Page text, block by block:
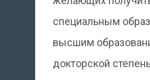
специальным
высшим
докторской